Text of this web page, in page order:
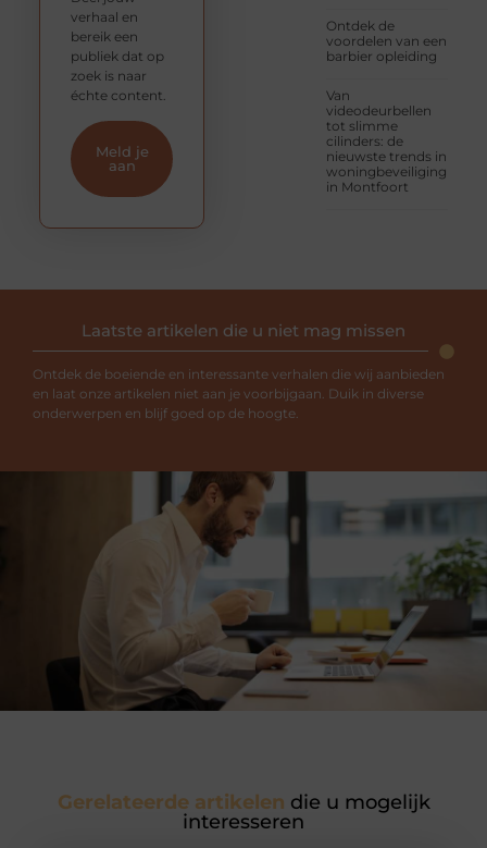
Ontdek de
voordelen van een
barbier opleiding
Van
videodeurbellen
tot slimme
cilinders: de
nieuwste trends in
woningbeveiliging
in Montfoort
verhaal en
bereik een
publiek dat op
zoek is naar
échte content.
Meld je
aan
Laatste artikelen die u niet mag missen
Ontdek de boeiende en interessante verhalen die wij aanbieden
en laat onze artikelen niet aan je voorbijgaan. Duik in diverse
onderwerpen en blijf goed op de hoogte.
Gerelateerde artikelen die u mogelijk
interesseren